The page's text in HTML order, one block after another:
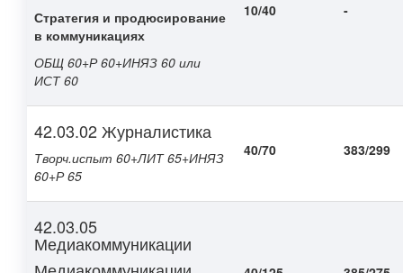
Стратегия и продюсирование
в коммуникациях
ОБЩ 60+Р 60+ИНЯЗ 60 или
ИСТ 60
10/40 -
42.03.02 Журналистика
Творч.испыт 60+ЛИТ 65+ИНЯЗ
60+Р 65
40/70 383/299
42.03.05
Медиакоммуникации